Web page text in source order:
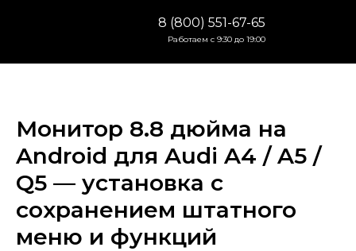
Работаем с 9:30 до 19:00
8 (800) 551-67-65
Монитор 8.8 дюйма на
Android для Audi A4 / A5 /
Q5 — установка с
сохранением штатного
меню и функций